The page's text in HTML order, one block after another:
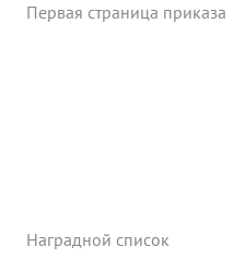
Первая страница приказа
Наградной список